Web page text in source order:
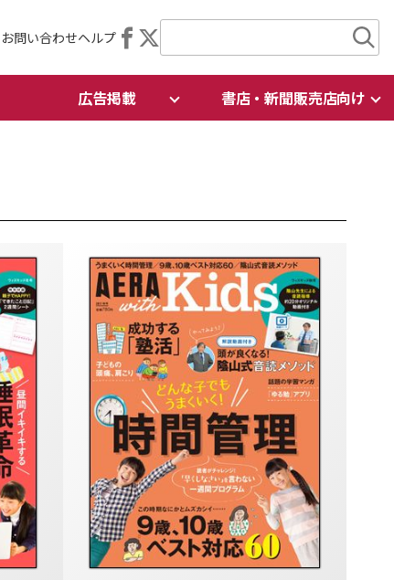
お問い合わせヘルプ
広告掲載 書店・新聞販売店向け